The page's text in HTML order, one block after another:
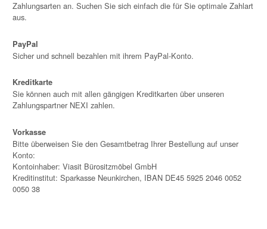
Zahlungsarten an. Suchen Sie sich einfach die für Sie optimale Zahlart
aus.
PayPal
Sicher und schnell bezahlen mit ihrem PayPal-Konto.
Kreditkarte
Sie können auch mit allen gängigen Kreditkarten über unseren
Zahlungspartner NEXI zahlen.
Vorkasse
Bitte überweisen Sie den Gesamtbetrag Ihrer Bestellung auf unser
Konto:
Kontoinhaber: Viasit Bürositzmöbel GmbH
Kreditinstitut: Sparkasse Neunkirchen, IBAN DE45 5925 2046 0052
0050 38